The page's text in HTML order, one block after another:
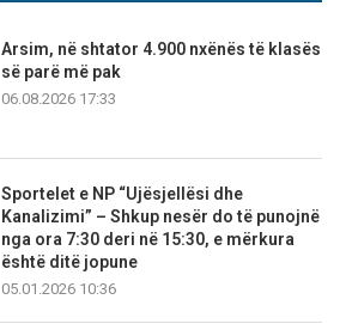
Arsim, në shtator 4.900 nxënës të klasës
së parë më pak
06.08.2026 17:33
Sportelet e NP “Ujësjellësi dhe
Kanalizimi” – Shkup nesër do të punojnë
nga ora 7:30 deri në 15:30, e mërkura
është ditë jopune
05.01.2026 10:36